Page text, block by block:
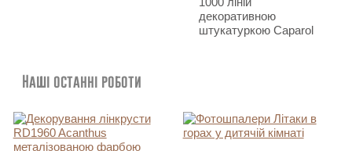
декоративною
штукатуркою Caparol
Наші останні роботи